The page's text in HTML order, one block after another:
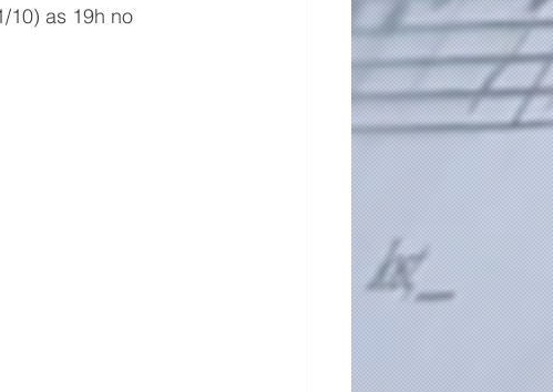
10) as 19h no